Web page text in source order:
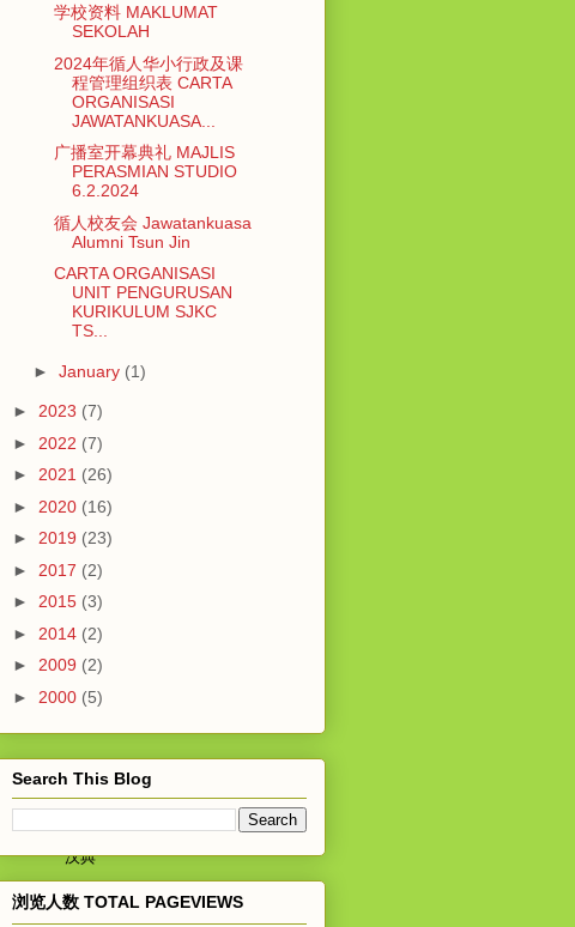
汉典
学校资料 MAKLUMAT
SEKOLAH
2024年循人华小行政及课
程管理组织表 CARTA
ORGANISASI
JAWATANKUASA...
广播室开幕典礼 MAJLIS
PERASMIAN STUDIO
6.2.2024
循人校友会 Jawatankuasa
Alumni Tsun Jin
CARTA ORGANISASI
UNIT PENGURUSAN
KURIKULUM SJKC
TS...
► January (1)
► 2023 (7)
► 2022 (7)
► 2021 (26)
► 2020 (16)
► 2019 (23)
► 2017 (2)
► 2015 (3)
► 2014 (2)
► 2009 (2)
► 2000 (5)
Search This Blog
浏览人数 TOTAL PAGEVIEWS